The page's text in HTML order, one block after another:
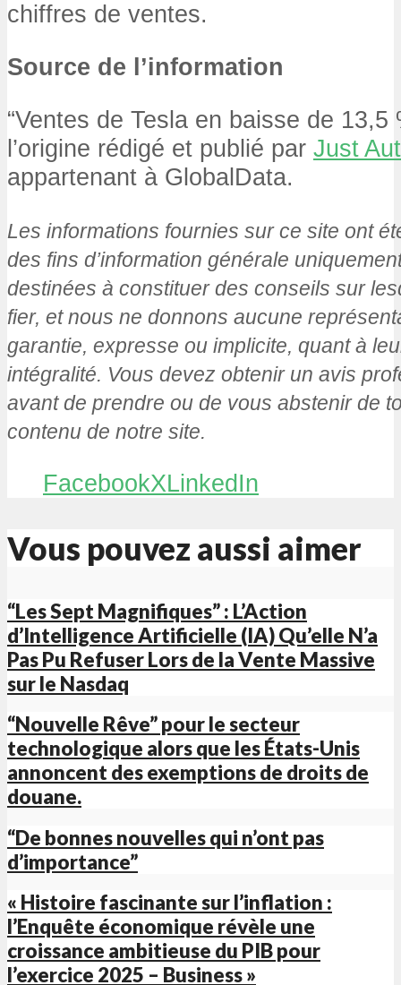
chiffres de ventes.
Source de l’information
“Ventes de Tesla en baisse de 13,5
l’origine rédigé et publié par Just
appartenant à GlobalData.
Les informations fournies sur ce site ont
des fins d’information générale
destinées à constituer des conseils sur
fier, et nous ne donnons aucune
garantie, expresse ou implicite, quant à
intégralité. Vous devez obtenir un avis
avant de prendre ou de vous abstenir de
contenu de notre site.
FacebookXLinkedIn
Vous pouvez aussi aimer
“Les Sept Magnifiques” : L’Action
d’Intelligence Artificielle (IA) Qu’elle N’a
Pas Pu Refuser Lors de la Vente Massive
sur le Nasdaq
“Nouvelle Rêve” pour le secteur
technologique alors que les États-Unis
annoncent des exemptions de droits de
douane.
“De bonnes nouvelles qui n’ont pas
d’importance”
« Histoire fascinante sur l’inflation :
l’Enquête économique révèle une
croissance ambitieuse du PIB pour
l’exercice 2025 – Business »